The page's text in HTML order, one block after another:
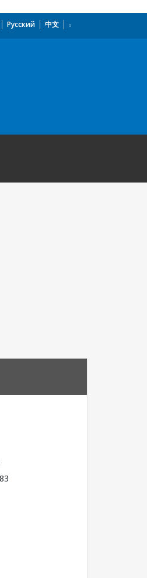
Русский 中文